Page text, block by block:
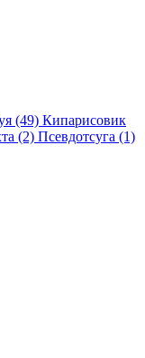
(49) Кипарисовик
(2) Псевдотсуга (1)